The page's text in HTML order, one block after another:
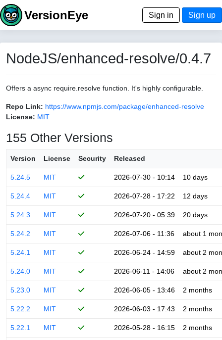
VersionEye Sign in Sign up
NodeJS/enhanced-resolve/0.4.7
Offers a async require.resolve function. It's highly configurable.
Repo Link: https://www.npmjs.com/package/enhanced-resolve
License: MIT
155 Other Versions
Version License Security Released
5.24.5 MIT 2026-07-30 - 10:14 10 days
5.24.4 MIT 2026-07-28 - 17:22 12 days
5.24.3 MIT 2026-07-20 - 05:39 20 days
5.24.2 MIT 2026-07-06 - 11:36 about 1
5.24.1 MIT 2026-06-24 - 14:59 about 2
5.24.0 MIT 2026-06-11 - 14:06 about 2
5.23.0 MIT 2026-06-05 - 13:46 2 months
5.22.2 MIT 2026-06-03 - 17:43 2 months
5.22.1 MIT 2026-05-28 - 16:15 2 months